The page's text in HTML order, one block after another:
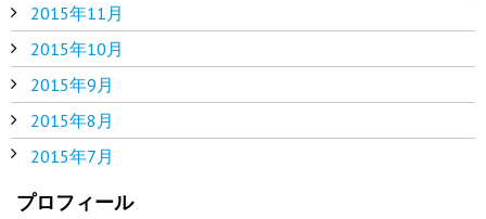
2015年11月
2015年10月
2015年9月
2015年8月
2015年7月
プロフィール